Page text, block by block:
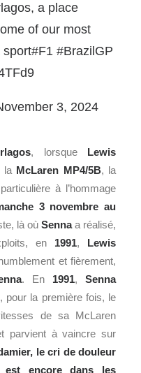
a place
of our most
sport#F1 #BrazilGP
3, 2024
, lorsque Lewis
la McLaren MP4/5B, la
à l’hommage
3 novembre au
là où Sennaa réalisé,
en 1991, Lewis
et fièrement,
. En 1991,Senna
, pour la première fois, le
de sa McLaren
parvient à vaincre sur
le cri de douleur
est encore dans les